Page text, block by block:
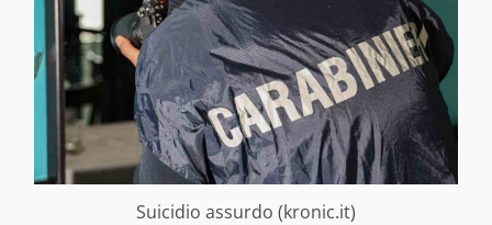
Suicidio assurdo (kronic.it)